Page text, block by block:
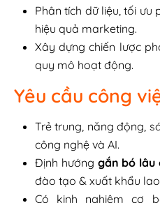
Phân tích dữ liệu, tối ưu
hiệu quả marketing.
Xây dựng chiến lược
quy mô hoạt động.
Yêu cầu công
Trẻ trung, năng động,
công nghệ và AI.
Định hướng gắn bó lâu
đào tạo & xuất khẩu
Có kinh nghiệm cơ